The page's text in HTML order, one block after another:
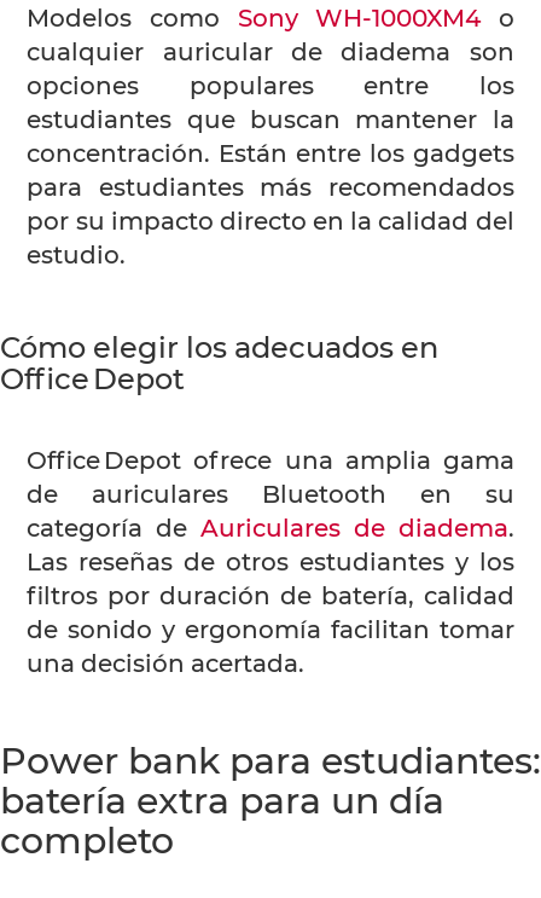
Modelos como Sony WH‑1000XM4o
cualquier auricular de diadema son
opciones populares entre los
estudiantes que buscan mantener la
concentración. Están entre los gadgets
para estudiantes más recomendados
por su impacto directo en la calidad del
estudio.
Cómo elegir los adecuados en
Office Depot
Office Depot ofrece una amplia gama
de auriculares Bluetooth en su
categoría de Auriculares de diadema.
Las reseñas de otros estudiantes y los
filtros por duración de batería, calidad
de sonido y ergonomía facilitan tomar
una decisión acertada.
Power bank para estudiantes:
batería extra para un día
completo